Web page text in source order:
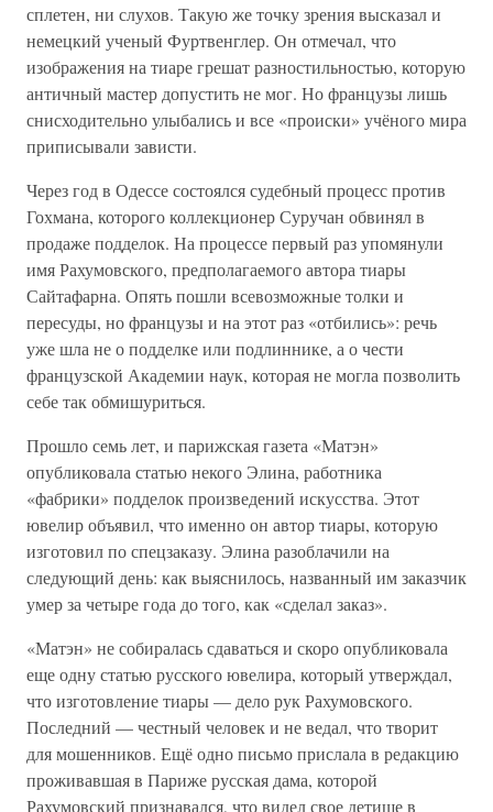
сплетен, ни слухов. Такую же точку зрения высказал и
немецкий ученый Фуртвенглер. Он отмечал, что
изображения на тиаре грешат разностильностью, которую
античный мастер допустить не мог. Но французы лишь
снисходительно улыбались и все «происки» учёного мира
приписывали зависти.
Через год в Одессе состоялся судебный процесс против
Гохмана, которого коллекционер Суручан обвинял в
продаже подделок. На процессе первый раз упомянули
имя Рахумовского, предполагаемого автора тиары
Сайтафарна. Опять пошли всевозможные толки и
пересуды, но французы и на этот раз «отбились»: речь
уже шла не о подделке или подлиннике, а о чести
французской Академии наук, которая не могла позволить
себе так обмишуриться.
Прошло семь лет, и парижская газета «Матэн»
опубликовала статью некого Элина, работника
«фабрики» подделок произведений искусства. Этот
ювелир объявил, что именно он автор тиары, которую
изготовил по спецзаказу. Элина разоблачили на
следующий день: как выяснилось, названный им заказчик
умер за четыре года до того, как «сделал заказ».
«Матэн» не собиралась сдаваться и скоро опубликовала
еще одну статью русского ювелира, который утверждал,
что изготовление тиары — дело рук Рахумовского.
Последний — честный человек и не ведал, что творит
для мошенников. Ещё одно письмо прислала в редакцию
проживавшая в Париже русская дама, которой
Рахумовский признавался, что видел свое детище в